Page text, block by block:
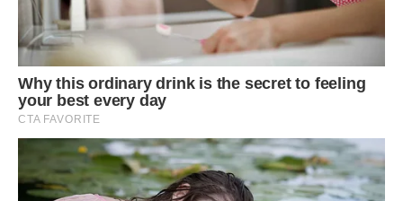
Вона почала збирати речі, посилаючись на те, що якось
вони перебудуть тимчасово в бараку. Але Степан її
зупинив.
– Тут місця всім вистачить! Давайте я буду жити в спальні,
а ви з дітьми залишайтеся в прохідній залі. Два місяці
потіснимося, з мене не убуде. Я ж все одно постійно на
роботі пропадаю. Та й грошей я з вас не візьму,
прекрасно розумію ситуацію, що склалася. А там, де ви
жили, дітям не варто перебувати!